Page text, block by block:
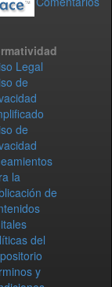
Legal
de
de
la
de
del
y